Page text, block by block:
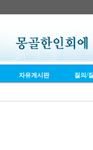
자유게시판 질의/